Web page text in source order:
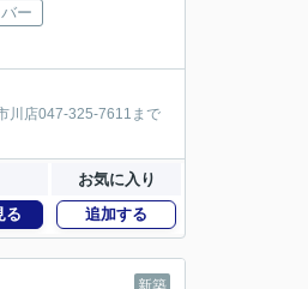
ー
川店047-325-7611まで
お気に入り
る 追加する
新築